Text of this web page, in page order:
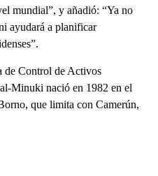
mundial”, y añadió: “Ya no
ayudará a planificar
de Control de Activos
Minuki nació en 1982 en el
que limita con Camerún,